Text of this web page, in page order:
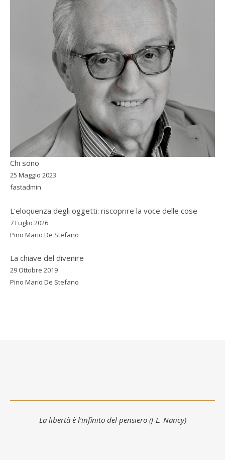
Chi sono
25 Maggio 2023
fastadmin
L'eloquenza degli oggetti: riscoprire la voce delle cose
7 Luglio 2026
Pino Mario De Stefano
La chiave del divenire
29 Ottobre 2019
Pino Mario De Stefano
La libertà è l’infinito del pensiero (J-L. Nancy)